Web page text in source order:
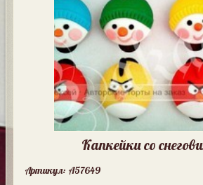
Капкейки со
Артикул: A57649